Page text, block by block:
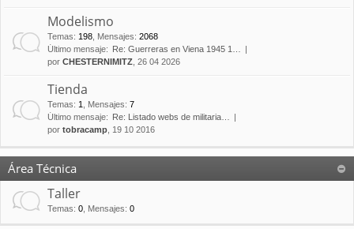
Modelismo
Temas: 198 Mensajes: 2068
Último mensaje:
Re: Guerreras en Viena 1945 1…
por CHESTERNIMITZ , 26 04 2026
Tienda
Temas: 1 Mensajes: 7
Último mensaje:
Re: Listado webs de militaria…
por tobracamp , 19 10 2016
Área Técnica
Taller
Temas: 0 Mensajes: 0